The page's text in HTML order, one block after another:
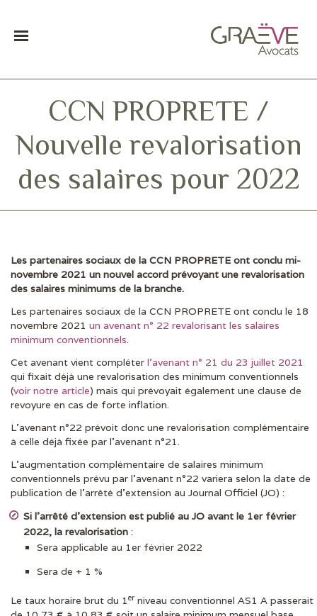
CCN PROPRETE /
Nouvelle revalorisation
des salaires pour 2022
Les partenaires sociaux de la CCN PROPRETE ont conclu mi-
novembre 2021 un nouvel accord prévoyant une revalorisation
des salaires minimums de la branche.
Les partenaires sociaux de la CCN PROPRETE ont conclu le 18
novembre 2021 un avenant n° 22 revalorisant les salaires
minimum conventionnels.
Cet avenant vient compléter l’avenant n° 21 du 23 juillet 2021
qui fixait déjà une revalorisation des minimum conventionnels
(voir notre article) mais qui prévoyait également une clause de
revoyure en cas de forte inflation.
L’avenant n°22 prévoit donc une revalorisation complémentaire
à celle déjà fixée par l’avenant n°21.
L’augmentation complémentaire de salaires minimum
conventionnels prévu par l’avenant n°22 variera selon la date de
publication de l’arrêté d’extension au Journal Officiel (JO) :
Si l’arrêté d’extension est publié au JO avant le 1er février
2022, la revalorisation :
Sera applicable au 1er février 2022
Sera de + 1 %
Le taux horaire brut du 1er niveau conventionnel AS1 A passerait
DERNIÈRES ACTUS